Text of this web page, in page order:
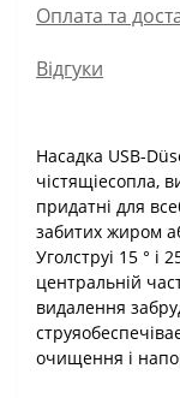
Оплата та
Відгуки
Насадка USB-
чістящіесопла,
придатні для
забитих жиром
Уголструі 15 ° і
центральній
видалення
очищення і